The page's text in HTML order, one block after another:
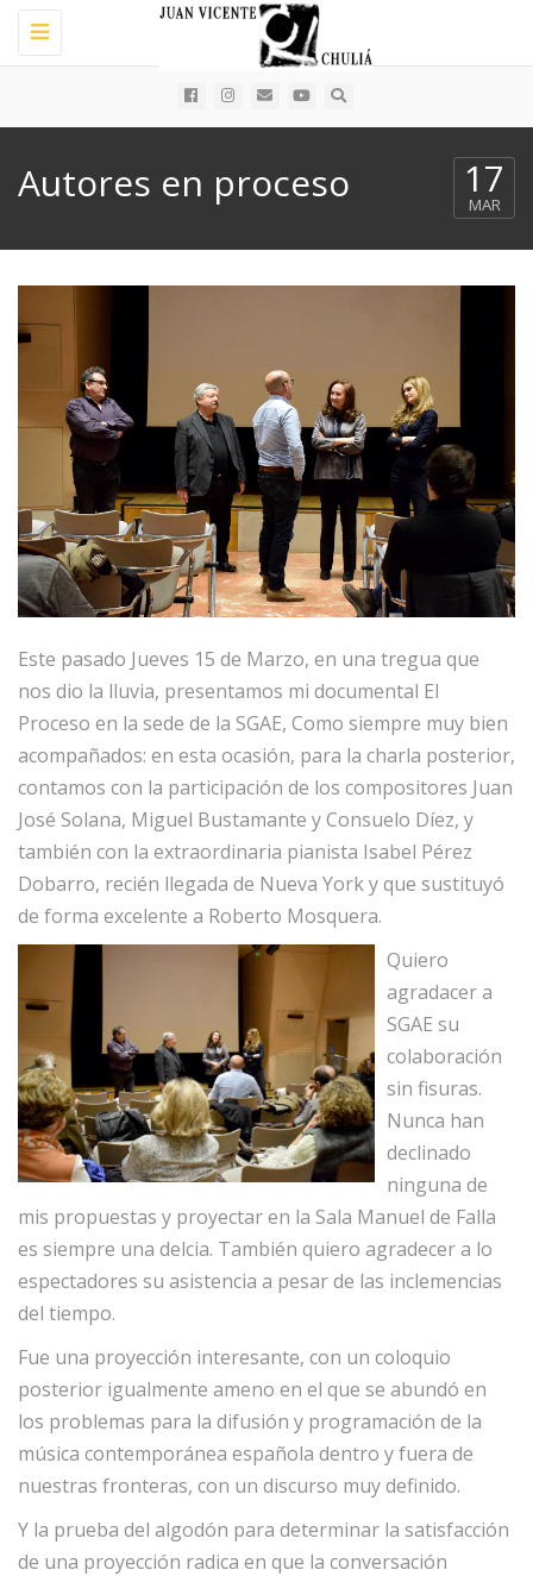
Toggle
navigation
Autores en proceso 17
MAR
Este pasado Jueves 15 de Marzo, en una tregua que
nos dio la lluvia, presentamos mi documental El
Proceso en la sede de la SGAE, Como siempre muy bien
acompañados: en esta ocasión, para la charla posterior,
contamos con la participación de los compositores Juan
José Solana, Miguel Bustamante y Consuelo Díez, y
también con la extraordinaria pianista Isabel Pérez
Dobarro, recién llegada de Nueva York y que sustituyó
de forma excelente a Roberto Mosquera.
Quiero
agradacer a
SGAE su
colaboración
sin fisuras.
Nunca han
declinado
ninguna de
mis propuestas y proyectar en la Sala Manuel de Falla
es siempre una delcia. También quiero agradecer a lo
espectadores su asistencia a pesar de las inclemencias
del tiempo.
Fue una proyección interesante, con un coloquio
posterior igualmente ameno en el que se abundó en
los problemas para la difusión y programación de la
música contemporánea española dentro y fuera de
nuestras fronteras, con un discurso muy definido.
Y la prueba del algodón para determinar la satisfacción
de una proyección radica en que la conversación